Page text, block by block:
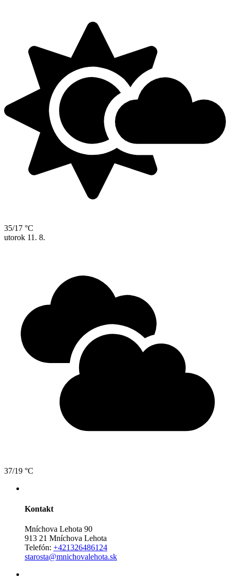
35/17 °C
utorok 11. 8.
37/19 °C
Kontakt
Mníchova Lehota 90
913 21 Mníchova Lehota
Telefón: +421326486124
starosta@mnichovalehota.sk